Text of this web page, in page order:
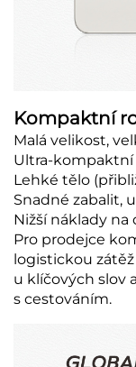
Kompaktní
Malá velikost,
Ultra-
Lehké tělo
Snadné zabalit,
Nižší náklady na
Pro prodejce
logistickou
u klíčových slov
s cestováním.